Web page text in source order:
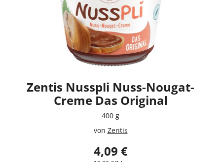
Zentis Nusspli Nuss-Nougat-
Creme Das Original
400 g
von Zentis
4,09 €